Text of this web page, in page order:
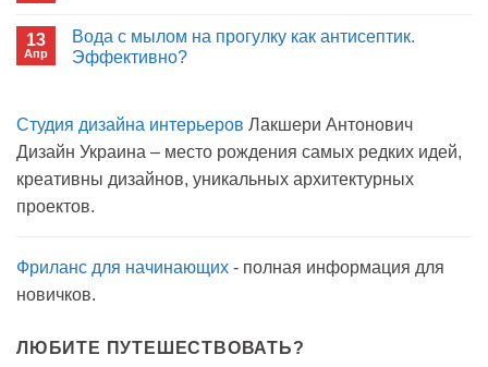
записи
Пиво
можно
13
Апр
Вода с мылом на прогулку как антисептик.
Эффективно?
Вода
мылом
прогулку
антисептик.
Студия дизайна интерьеров Лакшери Антонович
Дизайн Украина – место рождения самых редких идей,
креативны дизайнов, уникальных архитектурных
проектов.
Фриланс для начинающих - полная информация для
новичков.
ЛЮБИТЕ ПУТЕШЕСТВОВАТЬ?